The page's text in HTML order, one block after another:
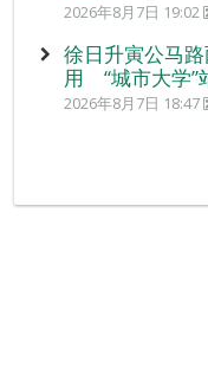
2026年8月7日 19:02
徐日升寅公马
用 “城市大学”
2026年8月7日 18:47